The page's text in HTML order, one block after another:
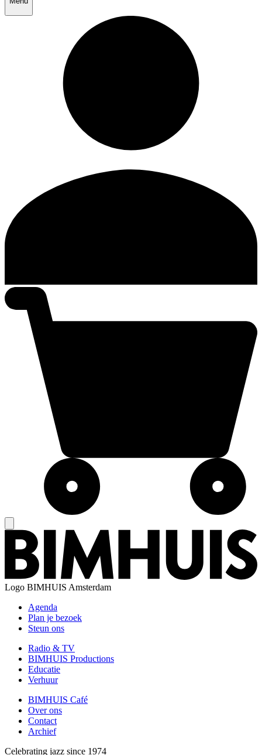
Logo BIMHUIS Amsterdam
Agenda
Plan je bezoek
Steun ons
Radio & TV
BIMHUIS Productions
Educatie
Verhuur
BIMHUIS Café
Over ons
Contact
Archief
Celebrating jazz since 1974